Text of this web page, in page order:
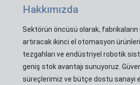
Hakkımızda
Sektörün öncüsü olarak,
artıracak ikinci el otomasyon
tezgahları ve endüstriyel robotik
geniş stok avantajı sunuyoruz.
süreçlerimiz ve bütçe dostu sanayi